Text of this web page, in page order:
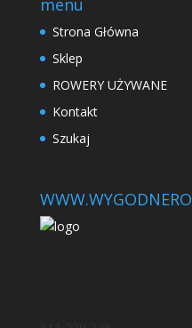
menu
Strona Główna
Sklep
ROWERY UŻYWANE
Kontakt
Szukaj